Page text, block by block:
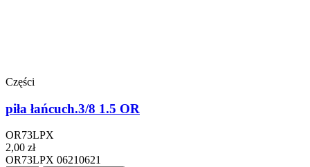
Części
piła łańcuch.3/8 1.5 OR
OR73LPX
2,00 zł
OR73LPX 06210621